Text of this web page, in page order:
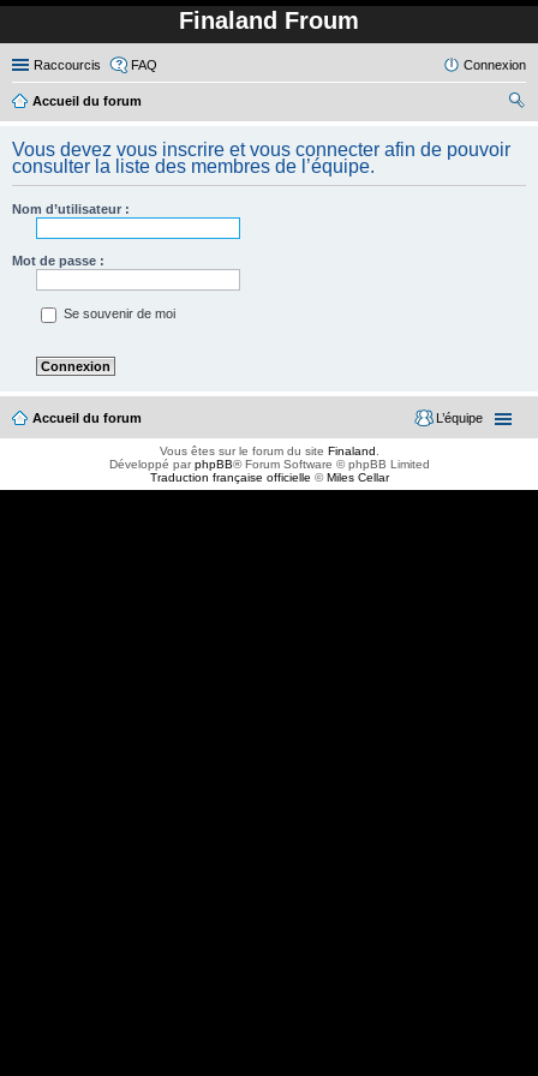
Finaland Froum
Raccourcis FAQ Connexion
Accueil du forum
her
ch
Vous devez vous inscrire et vous connecter afin de pouvoir
consulter la liste des membres de l’équipe.
Nom d’utilisateur :
Mot de passe :
Se souvenir de moi
Accueil du forum L’équipe
Vous êtes sur le forum du site Finaland
Développé parphpBB® Forum Software © phpBB Limited
Traduction française officielle ©Miles Cellar